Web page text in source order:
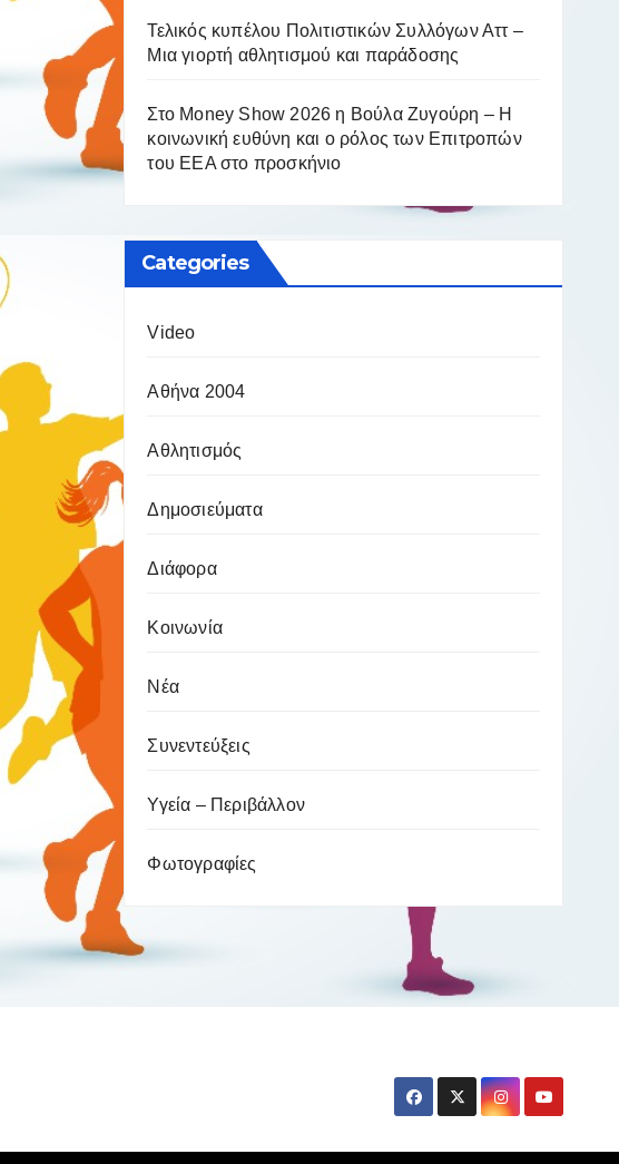
Τελικός κυπέλου Πολιτιστικών Συλλόγων Αττ –
Μια γιορτή αθλητισμού και παράδοσης
Στο Money Show 2026 η Βούλα Ζυγούρη – Η
κοινωνική ευθύνη και ο ρόλος των Επιτροπών
του ΕΕΑ στο προσκήνιο
Categories
Video
Αθήνα 2004
Αθλητισμός
Δημοσιεύματα
Διάφορα
Κοινωνία
Νέα
Συνεντεύξεις
Υγεία – Περιβάλλον
Φωτογραφίες